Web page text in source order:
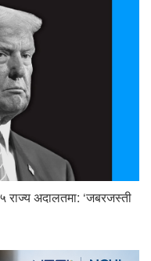
राज्य अदालतमा: ‘जबरजस्ती